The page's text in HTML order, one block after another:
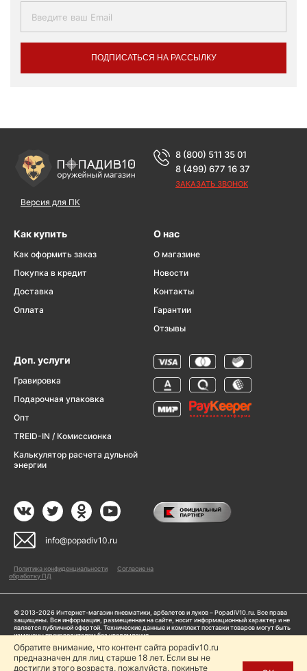
ПОДПИСАТЬСЯ НА РАССЫЛКУ
Версия для ПК
8 (800) 511 35 01
8 (499) 677 16 37
ЗАКАЗАТЬ ЗВОНОК
Как купить
Как оформить заказ
Покупка в кредит
Доставка
Оплата
О нас
О магазине
Новости
Контакты
Гарантии
Отзывы
Доп. услуги
Гравировка
Подарочная упаковка
Опт
TREID-IN / Комиссионка
Калькулятор расчета дульной
энергии
info@popadiv10.ru
Политика конфиденциальности
Согласие на
обработку ПД
© 2013-2026 Интернет-магазин пневматики, арбалетов и луков – PopadiV10.ru. Все права
защищены. Вся информация, размещенная на сайте, носит информационный характер и не
является публичной офертой. Технические данные и комплект поставки товаров могут быть
изменены производителем без уведомления
Пользуясь сайтом Popadiv10.ru, пользователь автоматически соглашается с условиями,
прописанными в
Политике конфиденциальности
Обратите внимание, что контент сайта popadiv10.ru
предназначен для лиц старше 18 лет. Если вы не
достигли этого возраста, пожалуйста, покиньте